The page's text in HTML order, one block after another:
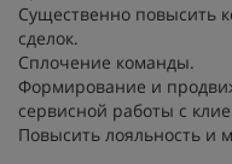
Существенно повысить
сделок.
Сплочение команды.
Формирование и
сервисной работы с
Повысить лояльность и